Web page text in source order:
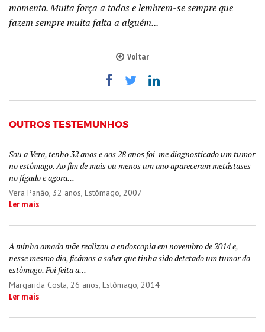
momento. Muita força a todos e lembrem-se sempre que
fazem sempre muita falta a alguém...
Voltar
OUTROS TESTEMUNHOS
Sou a Vera, tenho 32 anos e aos 28 anos foi-me diagnosticado um tumor
no estômago. Ao fim de mais ou menos um ano apareceram metástases
no fígado e agora...
Vera Panão, 32 anos, Estômago, 2007
Ler mais
A minha amada mãe realizou a endoscopia em novembro de 2014 e,
nesse mesmo dia, ficámos a saber que tinha sido detetado um tumor do
estômago. Foi feita a...
Margarida Costa, 26 anos, Estômago, 2014
Ler mais